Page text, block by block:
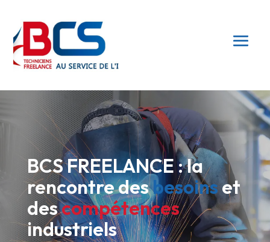
BCS FREELANCE : la
rencontre desbesoinset
descompétences
industriels